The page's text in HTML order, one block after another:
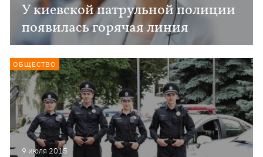
У киевской патрульной полиции
появилась горячая линия
9 июля 2015
ОБЩЕСТВО